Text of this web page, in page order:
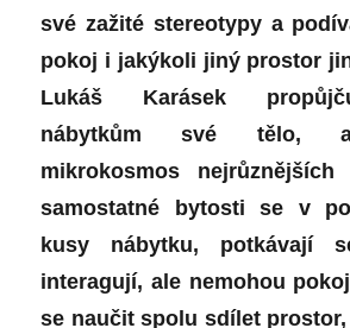
své zažité stereotypy a
pokoj i jakýkoli jiný prostor
Lukáš Karásek
nábytkům své tělo,
mikrokosmos
samostatné bytosti se v
kusy nábytku, potkávají
interagují, ale nemohou
se naučit spolu sdílet